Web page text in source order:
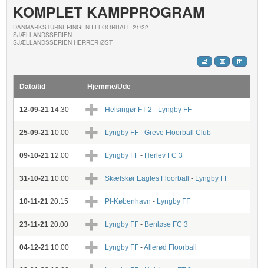
KOMPLET KAMPPROGRAM
DANMARKSTURNERINGEN I FLOORBALL 21/22
SJÆLLANDSSERIEN
SJÆLLANDSSERIEN HERRER ØST
Dato/tid Hjemme/Ude
12-09-21 14:30 Helsingør FT 2- Lyngby FF
25-09-21 10:00 Lyngby FF-Greve Floorball Club
09-10-21 12:00 Lyngby FF- Herlev FC 3
31-10-21 10:00 Skælskør Eagles Floorball- Lyngby FF
10-11-21 20:15 PI-København- Lyngby FF
23-11-21 20:00 Lyngby FF- Benløse FC 3
04-12-21 10:00 Lyngby FF-Allerød Floorball